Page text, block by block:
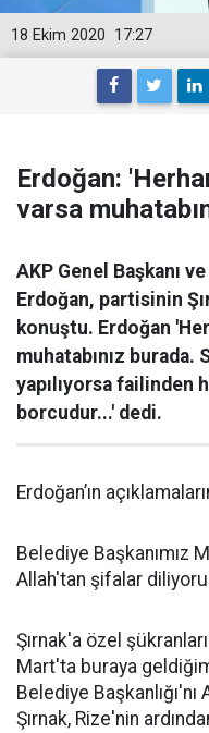
17:27
18 Ekim 2020
Erdoğan:
varsa
AKP Genel Başkanı
Erdoğan, partisinin
konuştu. Erdoğan
muhatabınız burada.
yapılıyorsa failinden
borcudur...' dedi.
Erdoğan’ın
Belediye Başkanımız
Allah'tan şifalar
Şırnak'a özel
Mart'ta buraya
Belediye
Şırnak, Rize'nin